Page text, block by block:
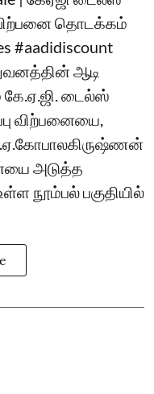
விற்பனை தொடக்கம்
#aadidiscount
ஆடி
டைல்ஸ்
விற்பனையை,
அடுத்த
நூம்பல் பகுதியில்